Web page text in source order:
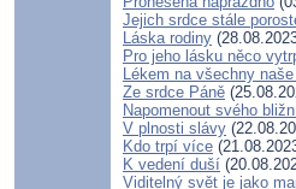
Jejich srdce stále
Láska rodiny
Pro jeho lásku něco
Lékem na všechny
Ze srdce Páně
Napomenout svého
V plnosti slávy
Kdo trpí více
K vedení duší
Viditelný svět je jako